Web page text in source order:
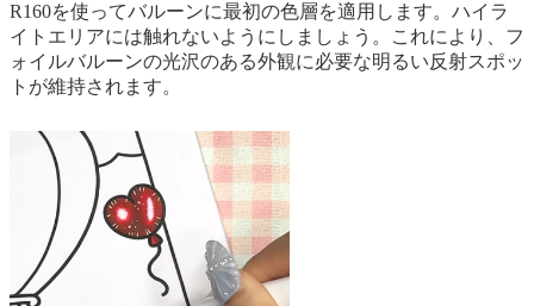
R160を使ってバルーンに最初の色層を適用します。ハイラ
イトエリアには触れないようにしましょう。これにより、フ
ォイルバルーンの光沢のある外観に必要な明るい反射スポッ
トが維持されます。